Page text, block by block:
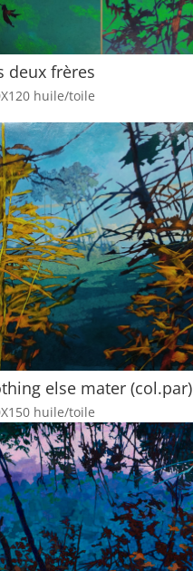
deux frères
huile/toile
else mater (col.par)
huile/toile